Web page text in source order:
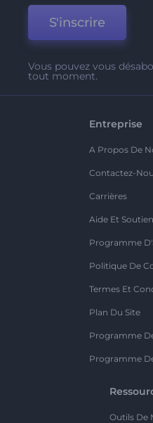
S'inscrire
Vous pouvez vous
tout moment.
Entreprise
A Propos De
Contactez-
Carrières
Aide Et Soutien
Programme
Politique De
Termes Et
Plan Du Site
Programme
Programme
Outils De